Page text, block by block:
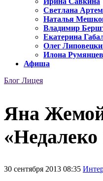
Светлана
Наталья
Владимир
Екатерина
Олег
Илона
Афиша
Блог Лицея
Яна
«Недалеко
30 сентября 2013 08:35